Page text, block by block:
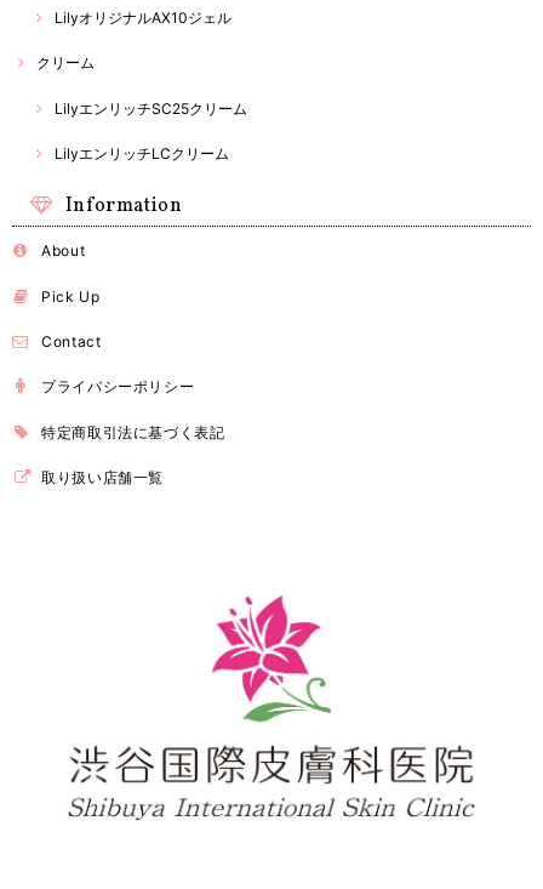
LilyオリジナルAX10ジェル
クリーム
LilyエンリッチSC25クリーム
LilyエンリッチLCクリーム
Information
About
Pick Up
Contact
プライバシーポリシー
特定商取引法に基づく表記
取り扱い店舗一覧